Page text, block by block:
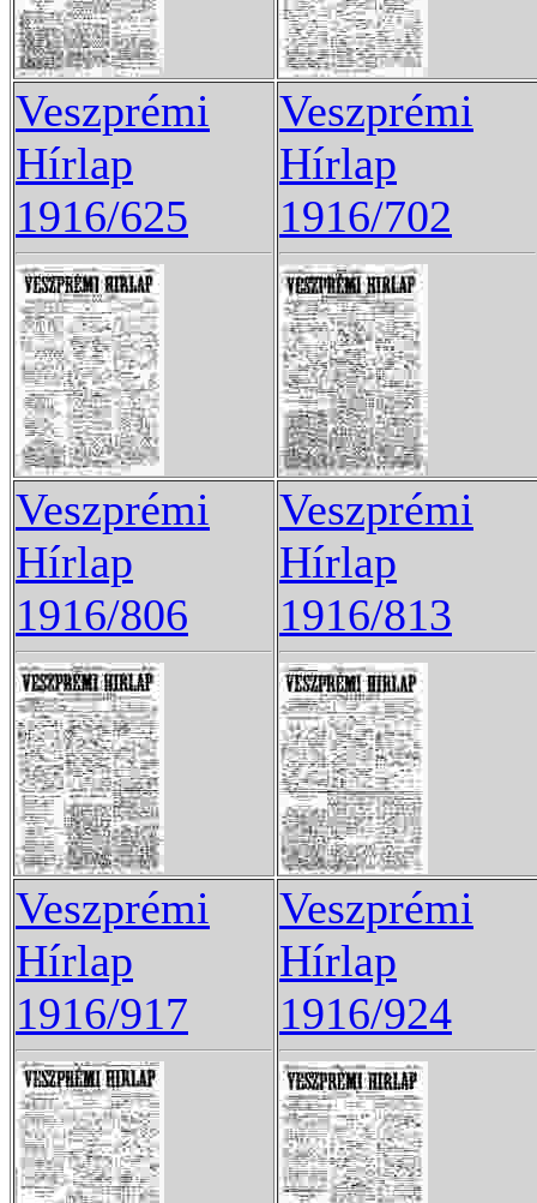
Veszprémi
Hírlap
1916/625
Veszprémi
Hírlap
1916/702
Veszprémi
Hírlap
1916/806
Veszprémi
Hírlap
1916/813
Veszprémi
Hírlap
1916/917
Veszprémi
Hírlap
1916/924